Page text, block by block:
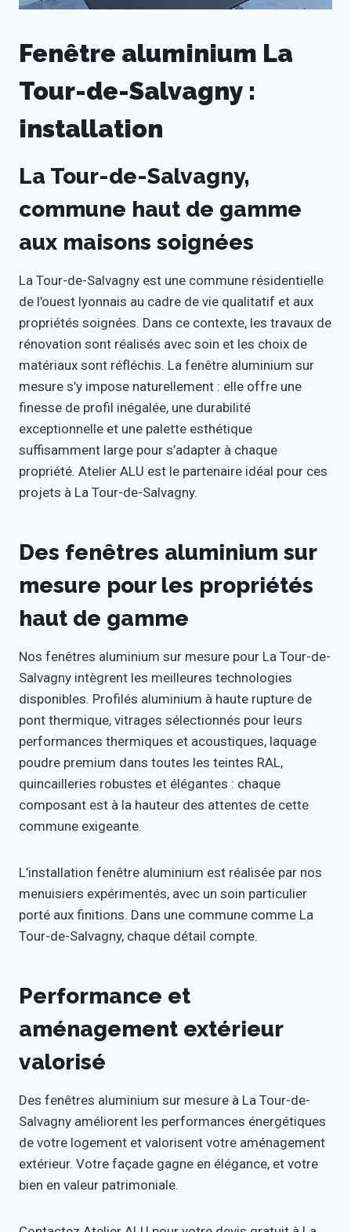
Fenêtre aluminium La
Tour-de-Salvagny :
installation
La Tour-de-Salvagny,
commune haut de gamme
aux maisons soignées
La Tour-de-Salvagny est une commune résidentielle
de l’ouest lyonnais au cadre de vie qualitatif et aux
propriétés soignées. Dans ce contexte, les travaux de
rénovation sont réalisés avec soin et les choix de
matériaux sont réfléchis. La fenêtre aluminium sur
mesure s’y impose naturellement : elle offre une
finesse de profil inégalée, une durabilité
exceptionnelle et une palette esthétique
suffisamment large pour s’adapter à chaque
propriété. Atelier ALU est le partenaire idéal pour ces
projets à La Tour-de-Salvagny.
Des fenêtres aluminium sur
mesure pour les propriétés
haut de gamme
Nos fenêtres aluminium sur mesure pour La Tour-de-
Salvagny intègrent les meilleures technologies
disponibles. Profilés aluminium à haute rupture de
pont thermique, vitrages sélectionnés pour leurs
performances thermiques et acoustiques, laquage
poudre premium dans toutes les teintes RAL,
quincailleries robustes et élégantes : chaque
composant est à la hauteur des attentes de cette
commune exigeante.
L’installation fenêtre aluminium est réalisée par nos
menuisiers expérimentés, avec un soin particulier
porté aux finitions. Dans une commune comme La
Tour-de-Salvagny, chaque détail compte.
Performance et
aménagement extérieur
valorisé
Des fenêtres aluminium sur mesure à La Tour-de-
Salvagny améliorent les performances énergétiques
de votre logement et valorisent votre aménagement
extérieur. Votre façade gagne en élégance, et votre
bien en valeur patrimoniale.